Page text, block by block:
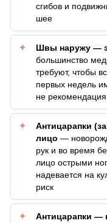
сгибов и
шее
Швы наружу —
большинство
требуют, чтобы
первых недель
не
Антицарапки
лицо —
рук и во время
лицо острыми
надевается на
риск
Антицарапки —